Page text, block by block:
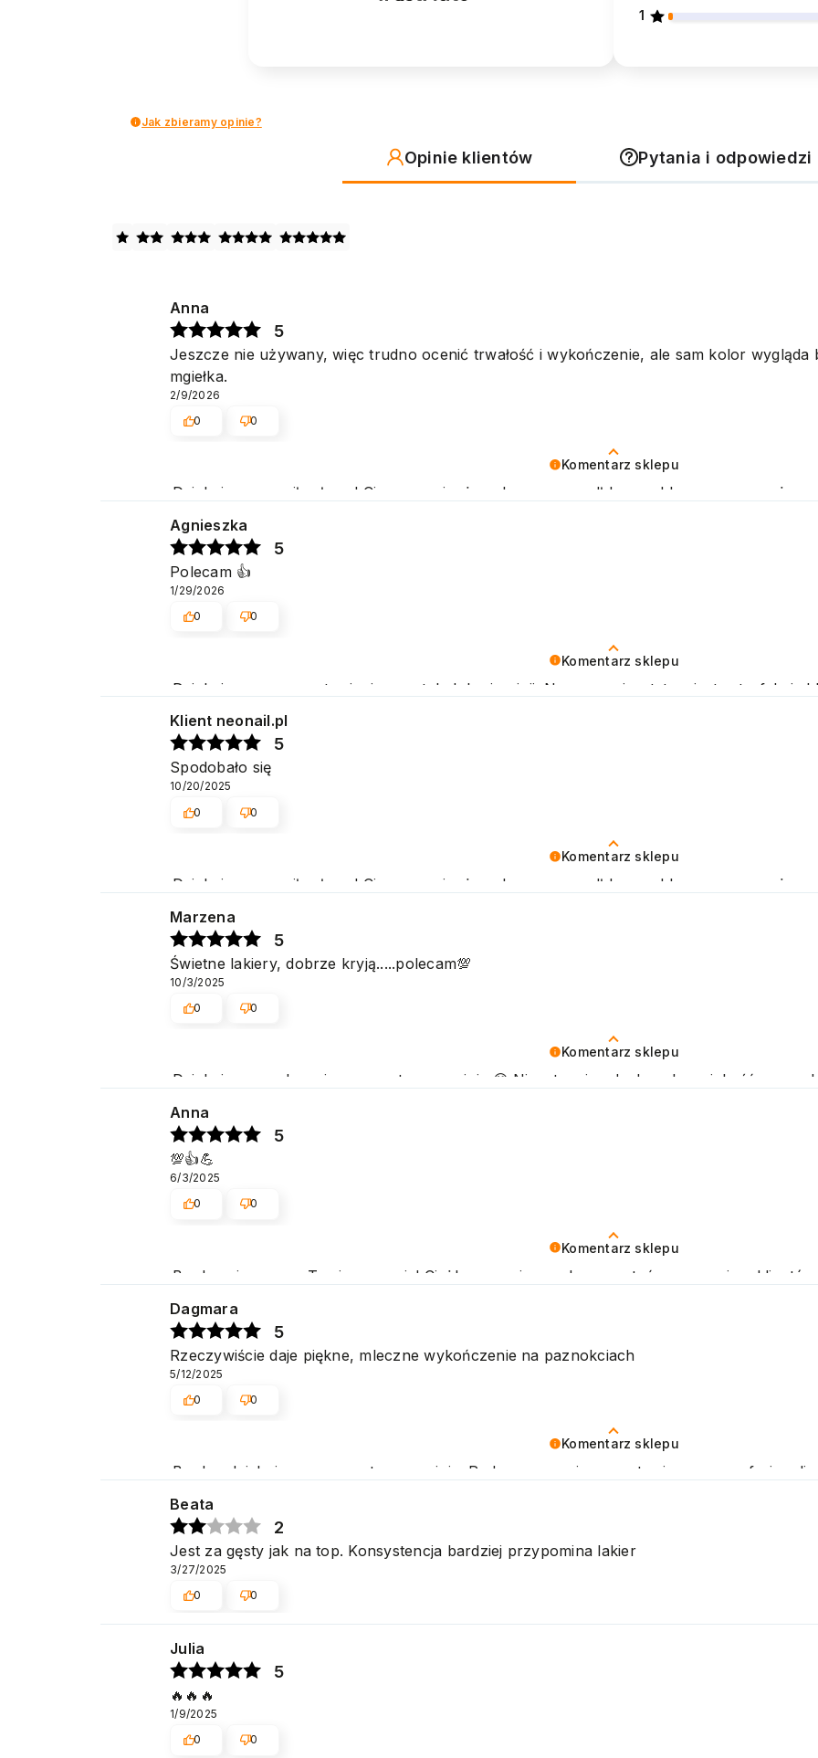
1
Jak zbieramy opinie?
Opinie klientów Pytania i odpowiedzi
Komentarz sklepu
Dziękujemy za miłe słowa! Cieszymy się, że zakup przeszedł bezproblemowo, oraz, że
obsługę naszym klientom. Dziękujemy raz jeszcze! Pozdrawiamy
Anna
5
Jeszcze nie używany, więc trudno ocenić trwałość i wykończenie, ale sam kolor wygląda
mgiełka.
2/9/2026
0
0
Komentarz sklepu
Dziękujemy za pozostawienie nam tak dobrej opinii. Naszym priorytetem jest satysfakcja
potwierdza nasze wysiłki - dziękujemy raz jeszcze i mamy nadzieję - do szybkiego
Agnieszka
5
Polecam 👍️
1/29/2026
0
0
Komentarz sklepu
Dziękujemy za miłe słowa! Cieszymy się, że zakup przeszedł bezproblemowo, oraz, że
Klient neonail.pl
5
Spodobało się
10/20/2025
0
0
Komentarz sklepu
Dziękujemy serdecznie za pozytywną opinię 😊 Nieustannie udoskonalamy jakość
Marzena
5
Świetne lakiery, dobrze kryją.....polecam💯
10/3/2025
0
0
Komentarz sklepu
Bardzo cieszy nas Twoja recenzja! Ciężko pracujemy, aby sprostać wymaganiom klientów
Anna
5
💯👍️💪
6/3/2025
0
0
Komentarz sklepu
Bardzo dziękujemy za pozytywną opinię. Podczas naszej pracy stawiamy na
Dagmara
5
Rzeczywiście daje piękne, mleczne wykończenie na paznokciach
5/12/2025
0
0
Beata
2
Jest za gęsty jak na top. Konsystencja bardziej przypomina lakier
3/27/2025
0
0
Julia
5
🔥🔥🔥
1/9/2025
0
0